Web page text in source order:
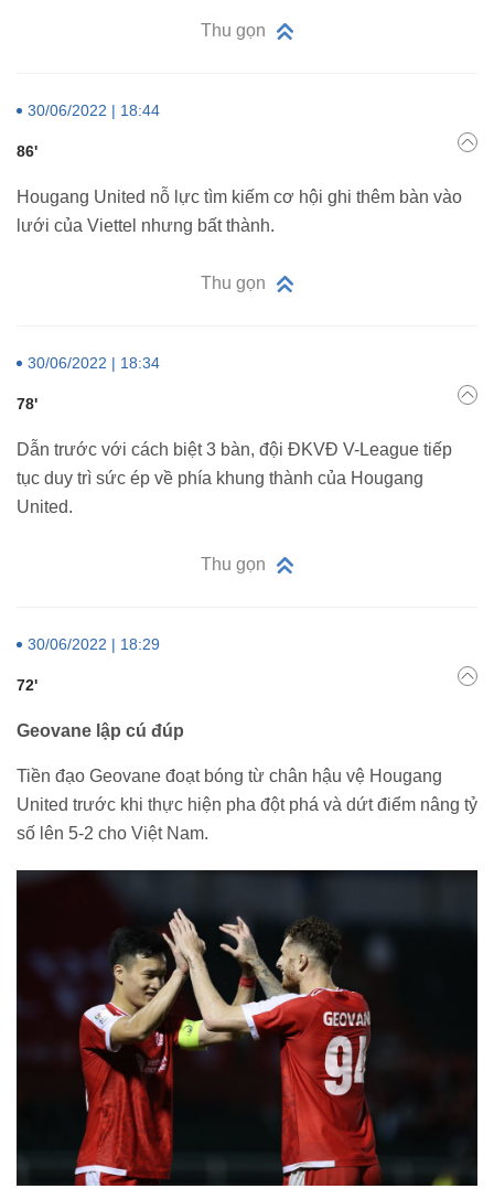
Thu gọn
30/06/2022 | 18:44
86'
Hougang United nỗ lực tìm kiếm cơ hội ghi thêm bàn vào
lưới của Viettel nhưng bất thành.
Thu gọn
30/06/2022 | 18:34
78'
Dẫn trước với cách biệt 3 bàn, đội ĐKVĐ V-League tiếp
tục duy trì sức ép về phía khung thành của Hougang
United.
Thu gọn
30/06/2022 | 18:29
72'
Geovane lập cú đúp
Tiền đạo Geovane đoạt bóng từ chân hậu vệ Hougang
United trước khi thực hiện pha đột phá và dứt điểm nâng tỷ
số lên 5-2 cho Việt Nam.